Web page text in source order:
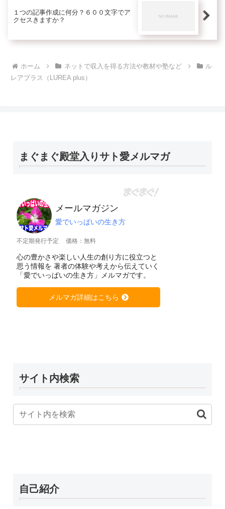
１つの記事作成に何分？６００文字でア
クセスきますか？
ホーム ネットで収入を得る方法や教材や塾など
ル
レアプラス（LUREA plus）
まぐまぐ殿堂入りサト愛メルマガ
メールマガジン
愛でいっぱいの生き方
不定期発行予定 価格：無料
心の豊かさや楽しい人生の創り方に役立つと
思う情報を 著者の体験や考えから伝えていく
「愛でいっぱいの生き方」メルマガです。
メルマガ詳細はこちら
サイト内検索
自己紹介